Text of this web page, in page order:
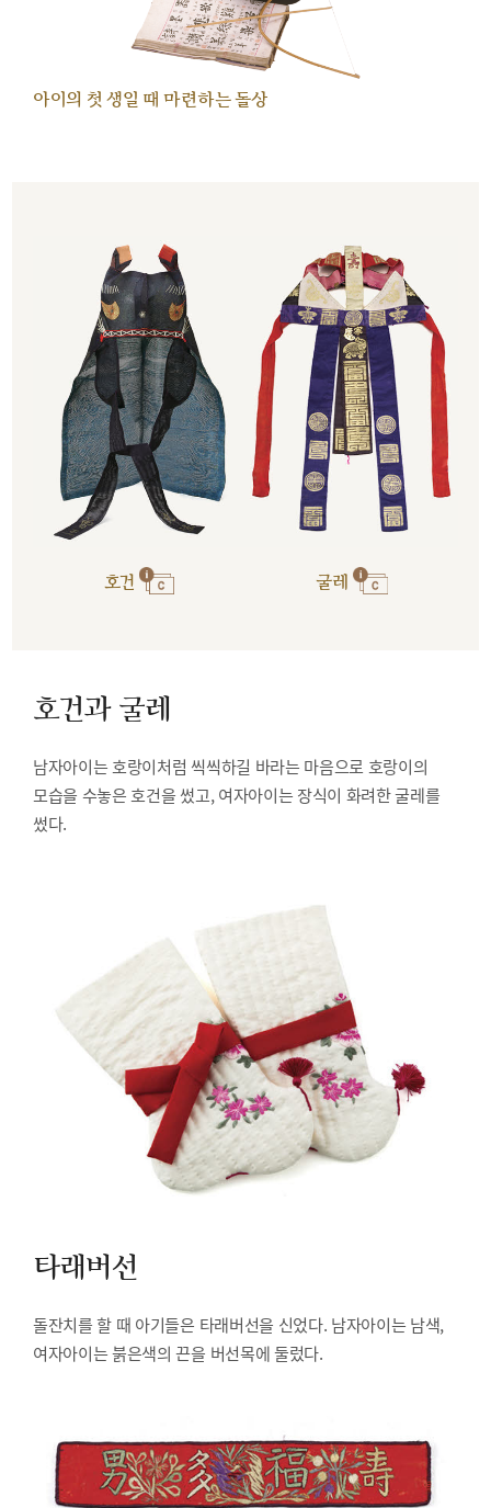
아이의 첫 생일 때 마련하는 돌상
호건 굴레
호건과 굴레
남자아이는 호랑이처럼 씩씩하길 바라는 마음으로 호랑이의
모습을 수놓은 호건을 썼고, 여자아이는 장식이 화려한 굴레를
썼다.
타래버선
돌잔치를 할 때 아기들은 타래버선을 신었다. 남자아이는 남색,
여자아이는 붉은색의 끈을 버선목에 둘렀다.